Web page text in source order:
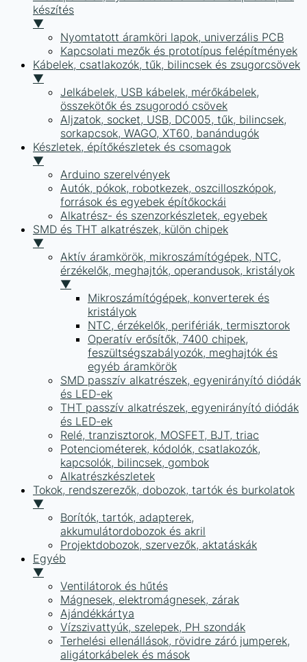
készítés
▼
Nyomtatott áramköri lapok, univerzális PCB
Kapcsolati mezők és prototípus felépítmények
Kábelek, csatlakozók, tűk, bilincsek és zsugorcsövek
▼
Jelkábelek, USB kábelek, mérőkábelek,
összekötők és zsugorodó csövek
Aljzatok, socket, USB, DC005, tűk, bilincsek,
sorkapcsok, WAGO, XT60, banándugók
Készletek, építőkészletek és csomagok
▼
Arduino szerelvények
Autók, pókok, robotkezek, oszcilloszkópok,
források és egyebek építőkockái
Alkatrész- és szenzorkészletek, egyebek
SMD és THT alkatrészek, külön chipek
▼
Aktív áramkörök, mikroszámítógépek, NTC,
érzékelők, meghajtók, operandusok, kristályok
▼
Mikroszámítógépek, konverterek és
kristályok
NTC, érzékelők, perifériák, termisztorok
Operatív erősítők, 7400 chipek,
feszültségszabályozók, meghajtók és
egyéb áramkörök
SMD passzív alkatrészek, egyenirányító diódák
és LED-ek
THT passzív alkatrészek, egyenirányító diódák
és LED-ek
Relé, tranzisztorok, MOSFET, BJT, triac
Potenciométerek, kódolók, csatlakozók,
kapcsolók, bilincsek, gombok
Alkatrészkészletek
Tokok, rendszerezők, dobozok, tartók és burkolatok
▼
Borítók, tartók, adapterek,
akkumulátordobozok és akril
Projektdobozok, szervezők, aktatáskák
Egyéb
▼
Ventilátorok és hűtés
Mágnesek, elektromágnesek, zárak
Ajándékkártya
Vízszivattyúk, szelepek, PH szondák
Terhelési ellenállások, rövidre záró jumperek,
aligátorkábelek és mások